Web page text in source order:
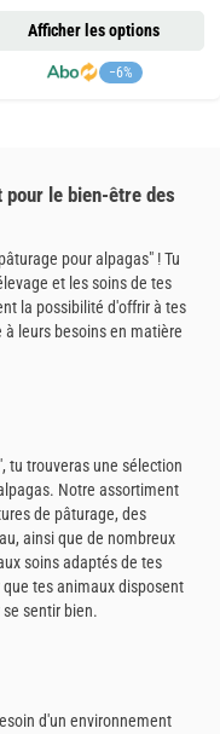
−6%
Afficher les options
le bien-être des
pour alpagas" ! Tu
et les soins de tes
la possibilité d'offrir à tes
leurs besoins en matière
tu trouveras une sélection
Notre assortiment
de pâturage, des
ainsi que de nombreux
soins adaptés de tes
tes animaux disposent
sentir bien.
d'un environnement